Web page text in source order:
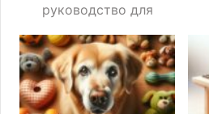
руководство для
заботливого хозяина